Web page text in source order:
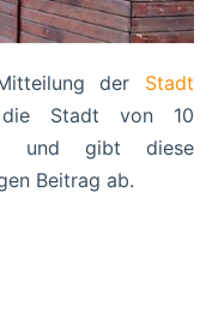
der Stadt
Stadt von 10
und gibt diese
Beitrag ab.